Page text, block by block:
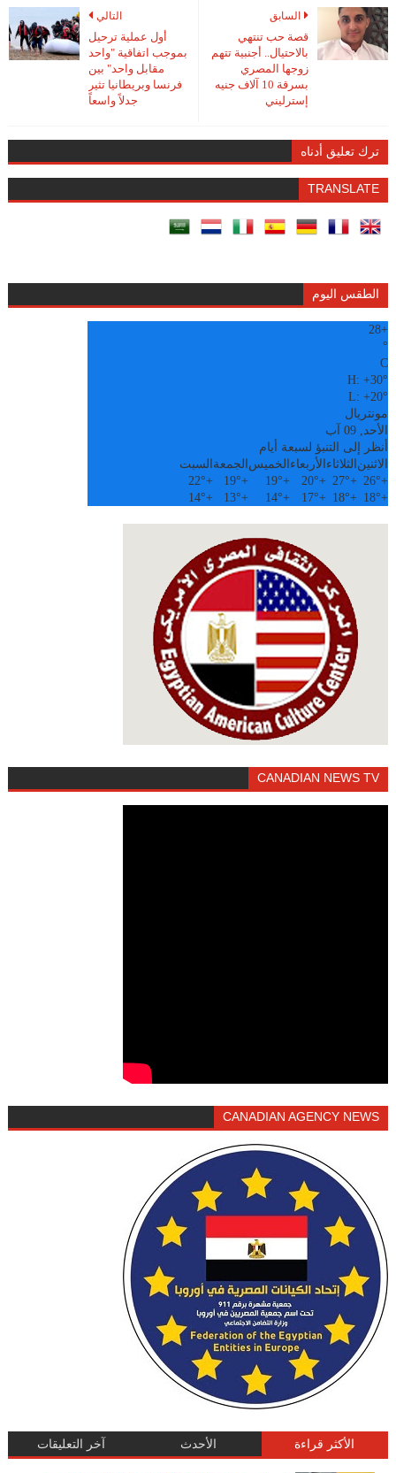
التالي
أول عملية ترحيل
بموجب اتفاقية "واحد
مقابل واحد" بين
فرنسا وبريطانيا تثير
جدلاً واسعاً
السابق
قصة حب تنتهي
بالاحتيال.. أجنبية تتهم
زوجها المصري
بسرقة 10 آلاف جنيه
إسترليني
ترك تعليق أدناه
TRANSLATE
الطقس اليوم
+
28
°
C
H:+30°
L:+20°
مونتريال
الأحد, 09 آب
أنظر إلى التنبؤ لسبعة أيام
الاثنين الثلاثاء الأربعاء الخميس الجمعة السبت
+
26°
+
27°
+
20°
+
19°
+
19°
+
22°
+
18°
+
18°
+
17°
+
14°
+
13°
+
14°
CANADIAN NEWS TV
CANADIAN AGENCY NEWS
الأكثر قراءة الأحدث آخر التعليقات